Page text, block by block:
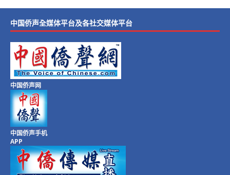
中国侨声全媒体平台及各社交媒体平台
中国侨声网
中国侨声手机
APP